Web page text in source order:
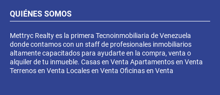
QUIÉNES SOMOS
Mettryc Realty es la primera Tecnoinmobiliaria de Venezuela
donde contamos con un staff de profesionales inmobiliarios
altamente capacitados para ayudarte en la compra, venta o
alquiler de tu inmueble. Casas en Venta Apartamentos en Venta
Terrenos en Venta Locales en Venta Oficinas en Venta